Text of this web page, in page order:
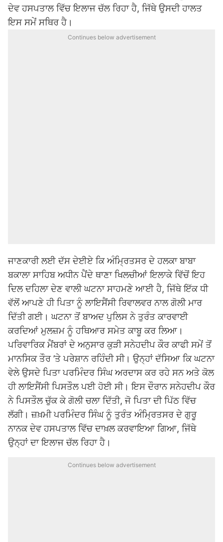
ਦੇਵ ਹਸਪਤਾਲ ਵਿੱਚ ਇਲਾਜ ਚੱਲ ਰਿਹਾ ਹੈ, ਜਿੱਥੇ ਉਸਦੀ ਹਾਲਤ
ਇਸ ਸਮੇਂ ਸਥਿਰ ਹੈ।
Continues below advertisement
ਜਾਣਕਾਰੀ ਲਈ ਦੱਸ ਦੇਈਏ ਕਿ ਅੰਮ੍ਰਿਤਸਰ ਦੇ ਹਲਕਾ ਬਾਬਾ
ਬਕਾਲਾ ਸਾਹਿਬ ਅਧੀਨ ਪੈਂਦੇ ਥਾਣਾ ਖਿਲਚੀਆਂ ਇਲਾਕੇ ਵਿੱਚੋਂ ਇਹ
ਦਿਲ ਦਹਿਲਾ ਦੇਣ ਵਾਲੀ ਘਟਨਾ ਸਾਹਮਣੇ ਆਈ ਹੈ, ਜਿੱਥੇ ਇੱਕ ਧੀ
ਵੱਲੋਂ ਆਪਣੇ ਹੀ ਪਿਤਾ ਨੂੰ ਲਾਇਸੈਂਸੀ ਰਿਵਾਲਵਰ ਨਾਲ ਗੋਲੀ ਮਾਰ
ਦਿੱਤੀ ਗਈ। ਘਟਨਾ ਤੋਂ ਬਾਅਦ ਪੁਲਿਸ ਨੇ ਤੁਰੰਤ ਕਾਰਵਾਈ
ਕਰਦਿਆਂ ਮੁਲਜ਼ਮ ਨੂੰ ਹਥਿਆਰ ਸਮੇਤ ਕਾਬੂ ਕਰ ਲਿਆ।
ਪਰਿਵਾਰਿਕ ਮੈਂਬਰਾਂ ਦੇ ਅਨੁਸਾਰ ਕੁੜੀ ਸਨੇਹਦੀਪ ਕੌਰ ਕਾਫੀ ਸਮੇਂ ਤੋਂ
ਮਾਨਸਿਕ ਤੌਰ ’ਤੇ ਪਰੇਸ਼ਾਨ ਰਹਿੰਦੀ ਸੀ। ਉਨ੍ਹਾਂ ਦੱਸਿਆ ਕਿ ਘਟਨਾ
ਵੇਲੇ ਉਸਦੇ ਪਿਤਾ ਪਰਮਿੰਦਰ ਸਿੰਘ ਅਰਦਾਸ ਕਰ ਰਹੇ ਸਨ ਅਤੇ ਕੋਲ
ਹੀ ਲਾਇਸੈਂਸੀ ਪਿਸਤੌਲ ਪਈ ਹੋਈ ਸੀ। ਇਸ ਦੌਰਾਨ ਸਨੇਹਦੀਪ ਕੌਰ
ਨੇ ਪਿਸਤੌਲ ਚੁੱਕ ਕੇ ਗੋਲੀ ਚਲਾ ਦਿੱਤੀ, ਜੋ ਪਿਤਾ ਦੀ ਪਿੱਠ ਵਿੱਚ
ਲੱਗੀ। ਜ਼ਖ਼ਮੀ ਪਰਮਿੰਦਰ ਸਿੰਘ ਨੂੰ ਤੁਰੰਤ ਅੰਮ੍ਰਿਤਸਰ ਦੇ ਗੁਰੂ
ਨਾਨਕ ਦੇਵ ਹਸਪਤਾਲ ਵਿੱਚ ਦਾਖ਼ਲ ਕਰਵਾਇਆ ਗਿਆ, ਜਿੱਥੇ
ਉਨ੍ਹਾਂ ਦਾ ਇਲਾਜ ਚੱਲ ਰਿਹਾ ਹੈ।
Continues below advertisement